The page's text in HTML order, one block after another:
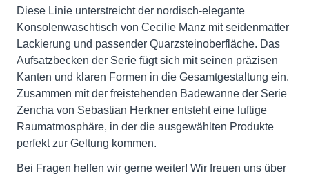
Diese Linie unterstreicht der nordisch-elegante
Konsolenwaschtisch von Cecilie Manz mit seidenmatter
Lackierung und passender Quarzsteinoberfläche. Das
Aufsatzbecken der Serie fügt sich mit seinen präzisen
Kanten und klaren Formen in die Gesamtgestaltung ein.
Zusammen mit der freistehenden Badewanne der Serie
Zencha von Sebastian Herkner entsteht eine luftige
Raumatmosphäre, in der die ausgewählten Produkte
perfekt zur Geltung kommen.
Bei Fragen helfen wir gerne weiter! Wir freuen uns über